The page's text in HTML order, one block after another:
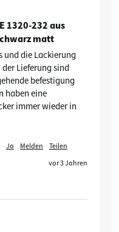
1320-232 aus
matt
und die Lackierung
Lieferung sind
befestigung
haben eine
immer wieder in
Ja Melden
Teilen
vor 3 Jahren